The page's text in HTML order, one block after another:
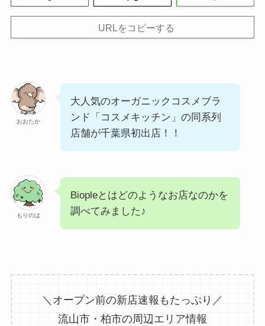
URLをコピーする
おおたか
大人気のオーガニックコスメブラ
ンド「コスメキッチン」の同系列
店舗が千葉県初出店！！
もりのは
Biopleとはどのようなお店なのかを
調べてみました♪
＼オープン前の新店速報もたっぷり／
流山市・柏市の周辺エリア情報